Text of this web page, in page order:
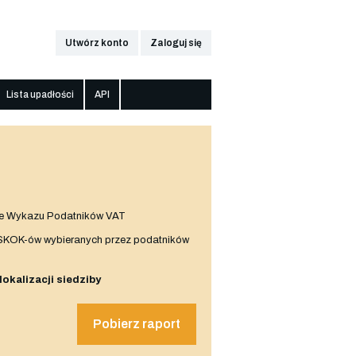
Utwórz konto Zaloguj się
Lista upadłości API
Wykazu Podatników VAT
ów wybieranych przez podatników
lokalizacji siedziby
Pobierz raport